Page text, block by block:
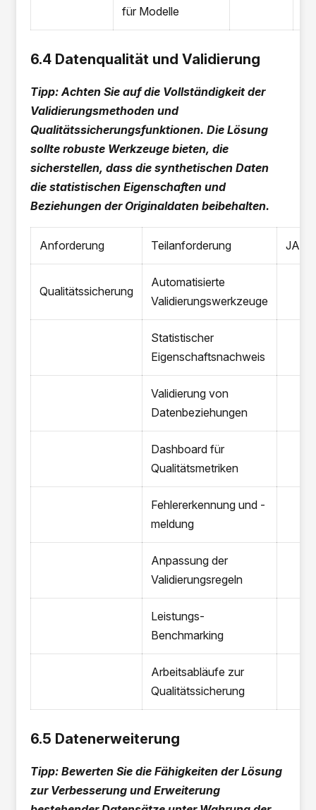
für Modelle
6.4 Datenqualität und Validierung
Tipp: Achten Sie auf die Vollständigkeit der
Validierungsmethoden und
Qualitätssicherungsfunktionen. Die Lösung
sollte robuste Werkzeuge bieten, die
sicherstellen, dass die synthetischen Daten
die statistischen Eigenschaften und
Beziehungen der Originaldaten beibehalten.
Anforderung Teilanforderung JA/
Qualitätssicherung
Automatisierte
Validierungswerkzeuge
Statistischer
Eigenschaftsnachweis
Validierung von
Datenbeziehungen
Dashboard für
Qualitätsmetriken
Fehlererkennung und -
meldung
Anpassung der
Validierungsregeln
Leistungs-
Benchmarking
Arbeitsabläufe zur
Qualitätssicherung
6.5 Datenerweiterung
Tipp: Bewerten Sie die Fähigkeiten der Lösung
zur Verbesserung und Erweiterung